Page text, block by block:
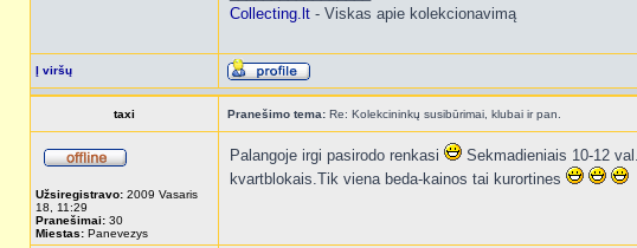
Collecting.lt - Viskas apie kolekcionavimą
Į viršų
taxi Pranešimo tema: Re: Kolekcininkų susibūrimai, klubai ir pan.
Užsiregistravo: 2009 Vasaris
18, 11:29
Pranešimai: 30
Miestas: Panevezys
Palangoje irgi pasirodo renkasi
Sekmadieniais 10-12
kvartblokais.Tik viena beda-kainos tai kurortines